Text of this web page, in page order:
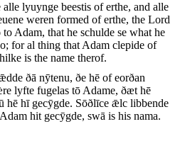
lyuynge beestis of erthe, and alle
weren formed of erthe, the Lord
Adam, that he schulde se what he
for al thing that Adam clepide of
is the name therof.
ðā nȳtenu, ðe hē of eorðan
lyfte fugelas tō Adame, ðæt hē
hē hī gecȳgde. Sōðlīce ǣlc libbende
hit gecȳgde, swā is his nama.